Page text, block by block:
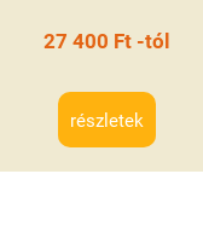
27 400 Ft -tól
részletek